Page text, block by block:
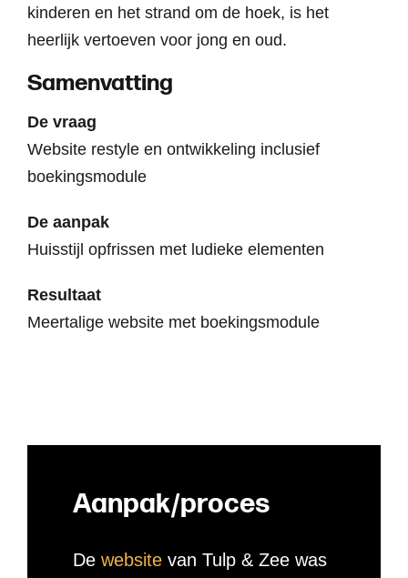
kinderen en het strand om de hoek, is het
heerlijk vertoeven voor jong en oud.
Samenvatting
De vraag
Website restyle en ontwikkeling inclusief
boekingsmodule
De aanpak
Huisstijl opfrissen met ludieke elementen
Resultaat
Meertalige website met boekingsmodule
Aanpak/proces
De website van Tulp & Zee was